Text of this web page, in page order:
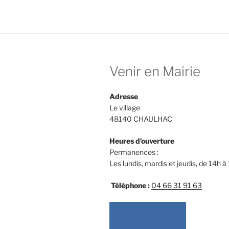
o
k
n
Venir en Mairie
Adresse
Le village
48140 CHAULHAC
Heures d’ouverture
Permanences :
Les lundis, mardis et jeudis, de 14h à
Téléphone : 04 66 31 91 63